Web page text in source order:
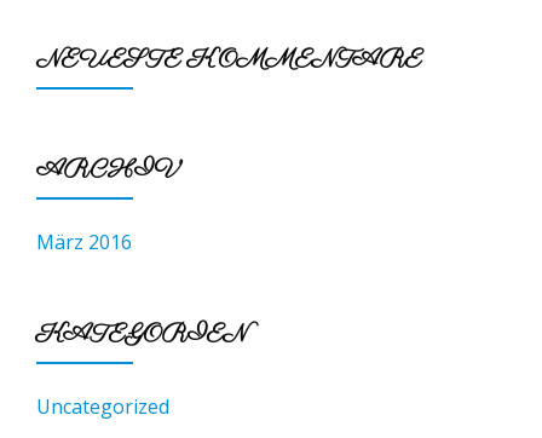
NEUESTE KOMMENTARE
ARCHIV
März 2016
KATEGORIEN
Uncategorized